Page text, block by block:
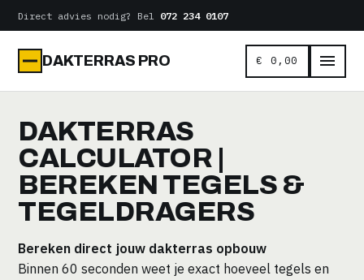
Naar
de
inhoud
Direct advies nodig? Bel 072 234 0107
DAKTERRAS PRO € 0,00
DAKTERRAS
CALCULATOR |
BEREKEN TEGELS &
TEGELDRAGERS
Bereken direct jouw dakterras opbouw
Binnen 60 seconden weet je exact hoeveel tegels en